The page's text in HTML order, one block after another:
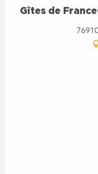
Gîtes de